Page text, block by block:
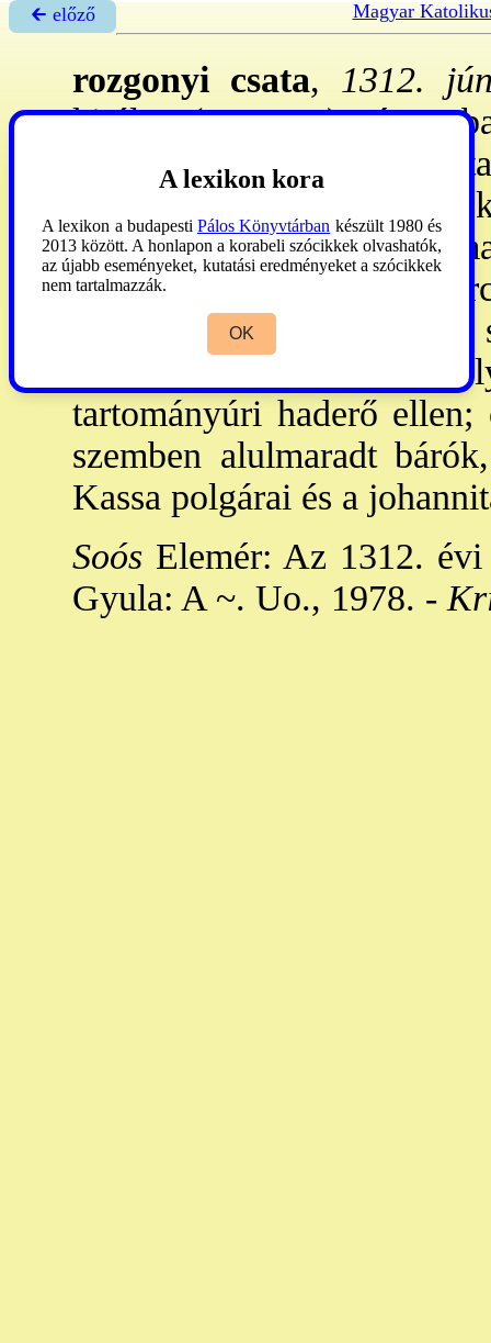
🡰 előző Magyar
rozgonyi csata, 1312.
király (1308-42) és
északkeletre, a Tárca-
ütközet. - A csatában a
szövetségében harcoló
elestek. A kir. seregben
csapatai is. Csák Máté
ütközetben, melyben
tartományúri haderő
szemben alulmaradt
Kassa polgárai és a
Soós Elemér: Az 1312.
Gyula: A ~. Uo., 1978. -
A lexikon kora
A lexikon a budapesti Pálos Könyvtárban készült 1980 és
2013 között. A honlapon a korabeli szócikkek olvashatók,
az újabb eseményeket, kutatási eredményeket a szócikkek
nem tartalmazzák.
OK